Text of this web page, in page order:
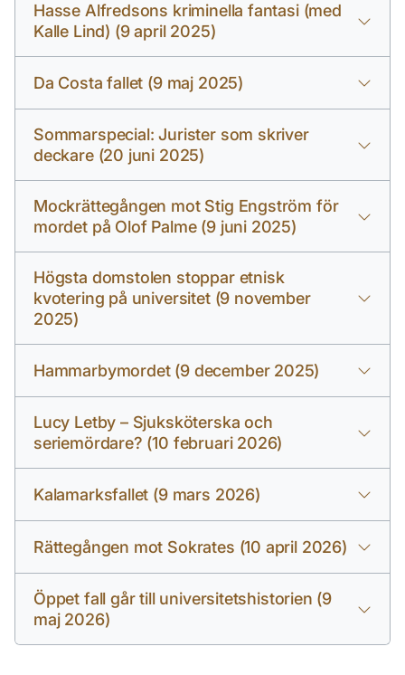
Hasse Alfredsons kriminella fantasi (med
Kalle Lind) (9 april 2025)
Da Costa fallet (9 maj 2025)
Sommarspecial: Jurister som skriver
deckare (20 juni 2025)
Mockrättegången mot Stig Engström för
mordet på Olof Palme (9 juni 2025)
Högsta domstolen stoppar etnisk
kvotering på universitet (9 november
2025)
Hammarbymordet (9 december 2025)
Lucy Letby – Sjuksköterska och
seriemördare? (10 februari 2026)
Kalamarksfallet (9 mars 2026)
Rättegången mot Sokrates (10 april 2026)
Öppet fall går till universitetshistorien (9
maj 2026)